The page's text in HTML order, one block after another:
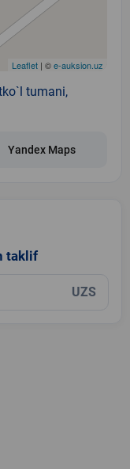
Leaflet | ©e-auksion.uz
tumani,
Yandex Maps
taklif
UZS